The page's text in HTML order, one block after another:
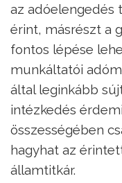
az adóelengedés
érint, másrészt a
fontos lépése
munkáltatói
által leginkább
intézkedés
összességében
hagyhat az
államtitkár.